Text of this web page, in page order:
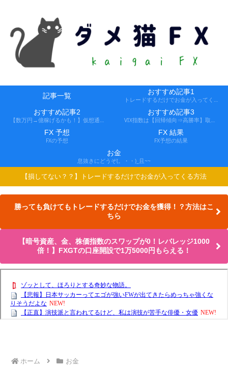
記事一覧 おすすめ記事1
おすすめ記事2 おすすめ記事3
FX 予想
FXの予想
FX 結果
FX予想の結果
お金
息抜きにどうぞ(。・・)_且~~
【損してない？？】トレードするだけでお金が入ってくる方法
勝っても負けてもトレードするだけでお金を獲得！？方法はこ
ちら
【暗号資産、金、株価指数のスワップが0！レバレッジ1000
倍！】FXGTの口座開設で1万5000円もらえる！
ホーム お金